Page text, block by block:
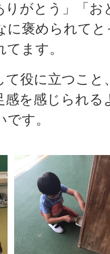
りがとう」「お
に褒められて
ます。
て役に立つこと
感を感じられる
す。